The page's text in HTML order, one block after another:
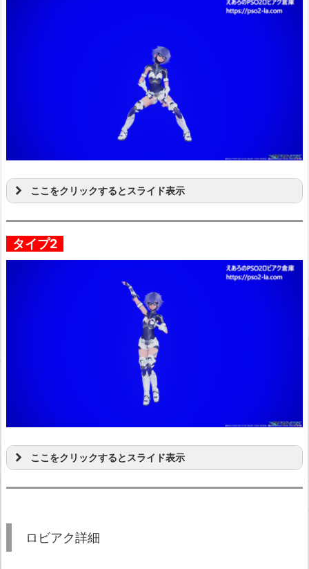
ここをクリックするとスライド表示
タイプ2
ここをクリックするとスライド表示
ロビアク詳細